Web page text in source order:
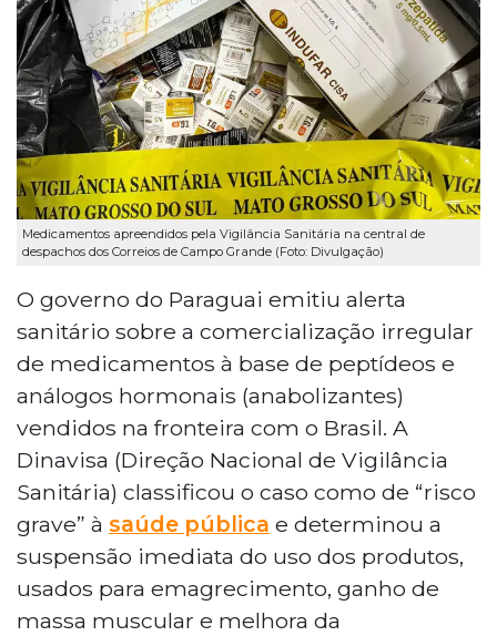
Medicamentos apreendidos pela Vigilância Sanitária na central de
despachos dos Correios de Campo Grande (Foto: Divulgação)
O governo do Paraguai emitiu alerta
sanitário sobre a comercialização irregular
de medicamentos à base de peptídeos e
análogos hormonais (anabolizantes)
vendidos na fronteira com o Brasil. A
Dinavisa (Direção Nacional de Vigilância
Sanitária) classificou o caso como de “risco
grave” à saúde pública e determinou a
suspensão imediata do uso dos produtos,
usados para emagrecimento, ganho de
massa muscular e melhora da